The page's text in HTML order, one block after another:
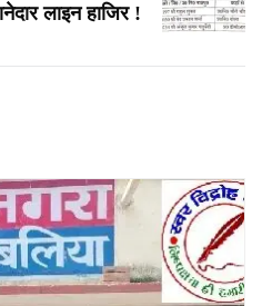
लाइन हाजिर !